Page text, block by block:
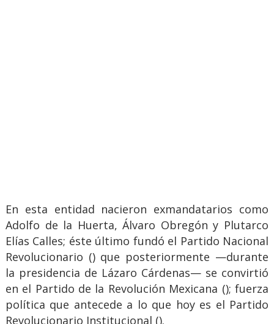
En esta entidad nacieron exmandatarios como
Adolfo de la Huerta, Álvaro Obregón y Plutarco
Elías Calles; éste último fundó el Partido Nacional
Revolucionario () que posteriormente —durante
la presidencia de Lázaro Cárdenas— se convirtió
en el Partido de la Revolución Mexicana (); fuerza
política que antecede a lo que hoy es el Partido
Revolucionario Institucional ().